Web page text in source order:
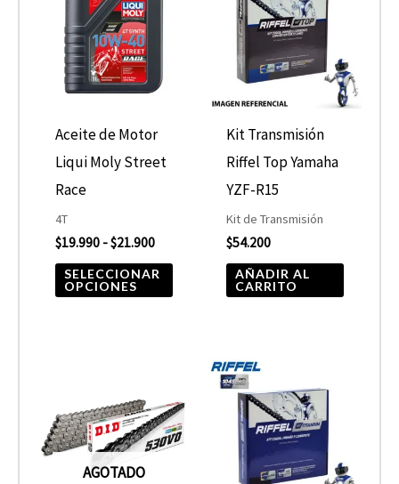
Aceite de Motor
Liqui Moly Street
Race
4T
$19.990 -$21.900
SELECCIONAR
OPCIONES
opciones
la
página
Kit Transmisión
Riffel Top Yamaha
YZF-R15
Kit de Transmisión
$54.200
AÑADIR AL
CARRITO
AGOTADO